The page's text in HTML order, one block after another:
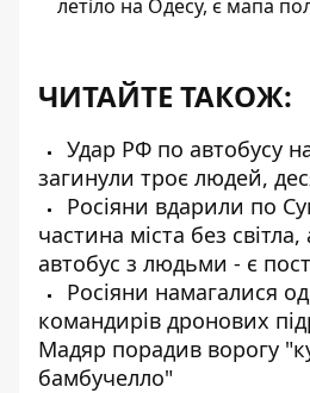
летіло на Одесу, є мапа
ЧИТАЙТЕ ТАКОЖ:
Удар РФ по автобусу
загинули троє людей,
Росіяни вдарили по
частина міста без
автобус з людьми - є
Росіяни намагалися
командирів дронових
Мадяр порадив ворогу
бамбучелло"